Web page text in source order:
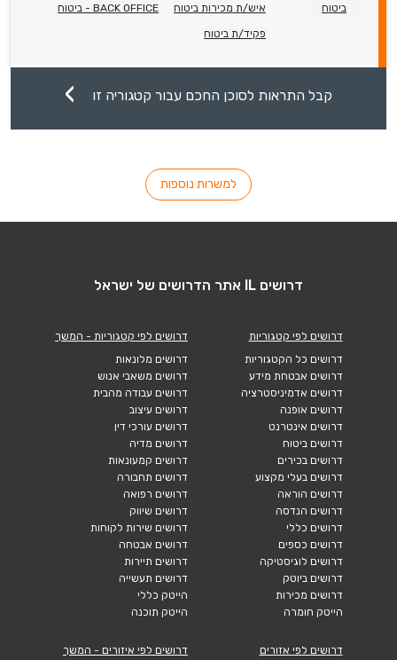
ביטוח
איש/ת מכירות ביטוח BACK OFFICE - ביטוח
פקיד/ת ביטוח
קבל התראות לסוכן החכם עבור קטגוריה זו
למשרות נוספות
דרושים IL אתר הדרושים של ישראל
דרושים לפי קטגוריות
דרושים כל הקטגוריות
דרושים אבטחת מידע
דרושים אדמיניסטרציה
דרושים אופנה
דרושים אינטרנט
דרושים ביטוח
דרושים בכירים
דרושים בעלי מקצוע
דרושים הוראה
דרושים הנדסה
דרושים כללי
דרושים כספים
דרושים לוגיסטיקה
דרושים ביוטק
דרושים מכירות
הייטק חומרה
דרושים לפי קטגוריות - המשך
דרושים מלונאות
דרושים משאבי אנוש
דרושים עבודה מהבית
דרושים עיצוב
דרושים עורכי דין
דרושים מדיה
דרושים קמעונאות
דרושים תחבורה
דרושים רפואה
דרושים שיווק
דרושים שירות לקוחות
דרושים אבטחה
דרושים תיירות
דרושים תעשייה
הייטק כללי
הייטק תוכנה
דרושים לפי אזורים
דרושים לפי איזורים - המשך